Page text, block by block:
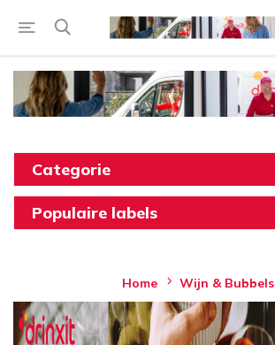
Categorie
Populaire labels
Home Wijn & Bubbels